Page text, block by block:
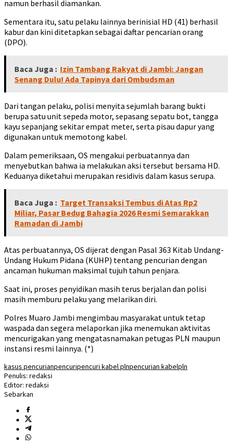
namun berhasil diamankan.
Sementara itu, satu pelaku lainnya berinisial HD (41) berhasil
kabur dan kini ditetapkan sebagai daftar pencarian orang
(DPO).
Baca Juga : Izin Tambang Rakyat di Jambi: Jangan
Senang Dulu! Ada Tapinya dari Ombudsman
Dari tangan pelaku, polisi menyita sejumlah barang bukti
berupa satu unit sepeda motor, sepasang sepatu bot, tangga
kayu sepanjang sekitar empat meter, serta pisau dapur yang
digunakan untuk memotong kabel.
Dalam pemeriksaan, OS mengakui perbuatannya dan
menyebutkan bahwa ia melakukan aksi tersebut bersama HD.
Keduanya diketahui merupakan residivis dalam kasus serupa.
Baca Juga : Target Transaksi Tembus di Atas Rp2
Miliar, Pasar Bedug Bahagia 2026 Resmi Semarakkan
Ramadan di Jambi
Atas perbuatannya, OS dijerat dengan Pasal 363 Kitab Undang-
Undang Hukum Pidana (KUHP) tentang pencurian dengan
ancaman hukuman maksimal tujuh tahun penjara.
Saat ini, proses penyidikan masih terus berjalan dan polisi
masih memburu pelaku yang melarikan diri.
Polres Muaro Jambi mengimbau masyarakat untuk tetap
waspada dan segera melaporkan jika menemukan aktivitas
mencurigakan yang mengatasnamakan petugas PLN maupun
instansi resmi lainnya. (*)
kasus pencurianpencuripencuri kabel plnpencurian kabelpln
Penulis: redaksi
Editor: redaksi
Sebarkan